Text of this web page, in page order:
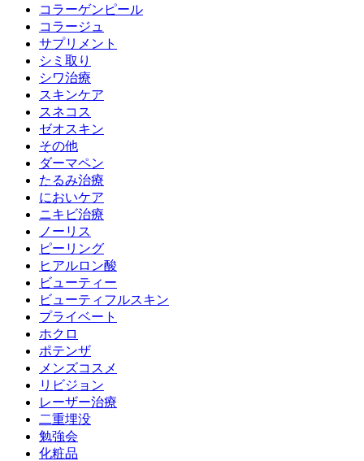
コラーゲンピール
コラージュ
サプリメント
シミ取り
シワ治療
スキンケア
スネコス
ゼオスキン
その他
ダーマペン
たるみ治療
においケア
ニキビ治療
ノーリス
ピーリング
ヒアルロン酸
ビューティー
ビューティフルスキン
プライベート
ホクロ
ポテンザ
メンズコスメ
リビジョン
レーザー治療
二重埋没
勉強会
化粧品